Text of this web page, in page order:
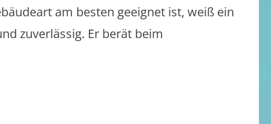
am besten geeignet ist, weiß ein
zuverlässig. Er berät beim